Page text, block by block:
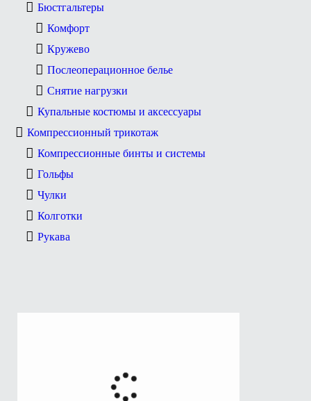
Бюстгальтеры
Комфорт
Кружево
Послеоперационное белье
Снятие нагрузки
Купальные костюмы и аксессуары
Компрессионный трикотаж
Компрессионные бинты и системы
Гольфы
Чулки
Колготки
Рукава